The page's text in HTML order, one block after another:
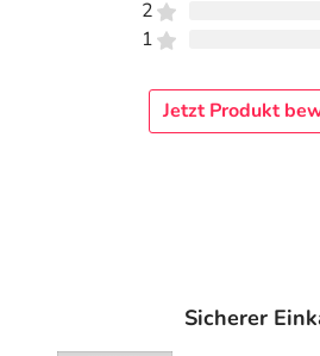
2) Gibt es Studien zur
in über 150 klinischen Studien
gut untersucht in den Studien ist
Schulmedizin und
2
1
Jetzt Produkt
Sicherer